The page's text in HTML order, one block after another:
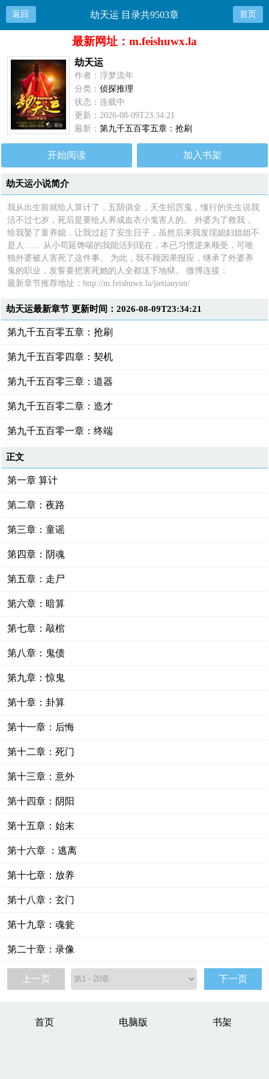
返回 劫天运 目录共9503章 首页
最新网址：m.feishuwx.la
劫天运
作者：浮梦流年
分类：侦探推理
状态：连载中
更新：2026-08-09T23:34:21
最新：第九千五百零五章：抢刷
开始阅读 加入书架
劫天运小说简介
我从出生前就给人算计了，五阴俱全，天生招厉鬼，懂行的先生说我
活不过七岁，死后是要给人养成血衣小鬼害人的。 外婆为了救我，
给我娶了童养媳，让我过起了安生日子，虽然后来我发现媳妇姐姐不
是人…… 从小苟延馋喘的我能活到现在，本已习惯逆来顺受，可唯
独外婆被人害死了这件事。 为此，我不顾因果报应，继承了外婆养
鬼的职业，发誓要把害死她的人全都送下地狱。 微博连接：
最新章节推荐地址：http://m.feishuwx.la/jietianyun/
劫天运最新章节 更新时间：2026-08-09T23:34:21
第九千五百零五章：抢刷
第九千五百零四章：契机
第九千五百零三章：道器
第九千五百零二章：造才
第九千五百零一章：终端
正文
第一章 算计
第二章：夜路
第三章：童谣
第四章：阴魂
第五章：走尸
第六章：暗算
第七章：敲棺
第八章：鬼债
第九章：惊鬼
第十章：卦算
第十一章：后悔
第十二章：死门
第十三章：意外
第十四章：阴阳
第十五章：始末
第十六章 ：逃离
第十七章：放养
第十八章：玄门
第十九章：魂瓮
第二十章：录像
上一页 下一页
首页 电脑版 书架